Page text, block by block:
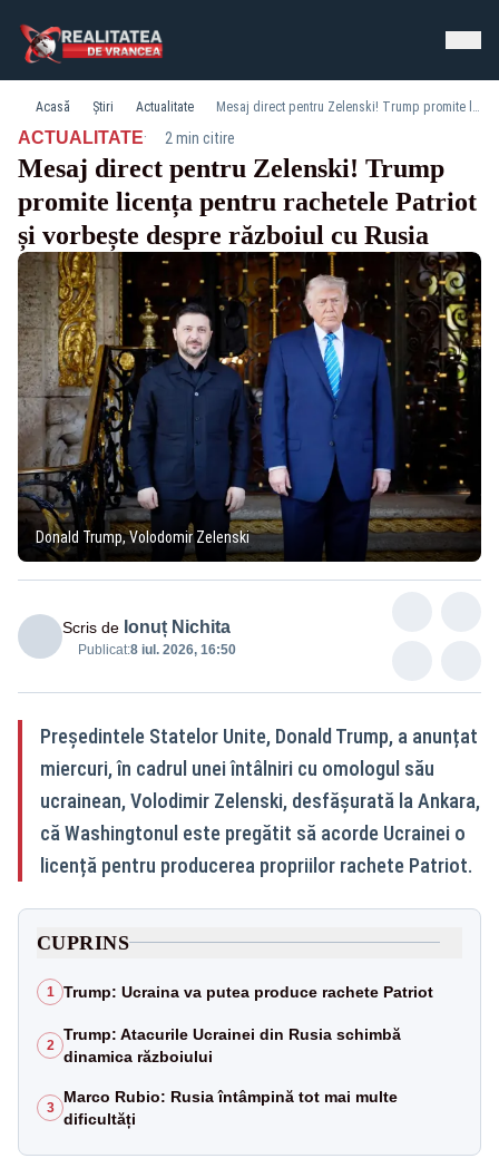
Acasă Știri Actualitate Mesaj direct pentru Zelenski! Trump promite licența pentru rachetele Patriot și vorbește despre războiul cu Rusia
ACTUALITATE· 2 min citire
Mesaj direct pentru Zelenski! Trump
promite licența pentru rachetele Patriot
și vorbește despre războiul cu Rusia
Donald Trump, Volodomir Zelenski
Scris de Ionuț Nichita
Publicat:8 iul. 2026, 16:50
Președintele Statelor Unite, Donald Trump, a anunțat
miercuri, în cadrul unei întâlniri cu omologul său
ucrainean, Volodimir Zelenski, desfășurată la Ankara,
că Washingtonul este pregătit să acorde Ucrainei o
licență pentru producerea propriilor rachete Patriot.
CUPRINS
1 Trump: Ucraina va putea produce rachete Patriot
2
Trump: Atacurile Ucrainei din Rusia schimbă
dinamica războiului
3
Marco Rubio: Rusia întâmpină tot mai multe
dificultăți